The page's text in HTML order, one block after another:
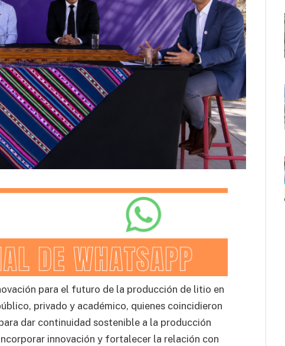
para el futuro de la producción de litio en
privado y académico, quienes coincidieron
dar continuidad sostenible a la producción
innovación y fortalecer la relación con